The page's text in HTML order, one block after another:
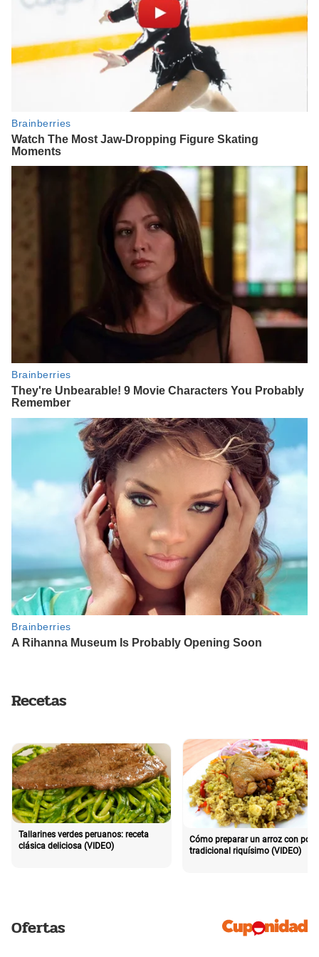
Recetas
Tallarines verdes peruanos: receta
clásica deliciosa (VIDEO)
Cómo preparar un arroz con pollo
tradicional riquísimo (VIDEO)
Ofertas